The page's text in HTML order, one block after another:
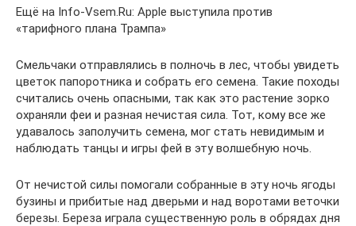
Ещё на Info-Vsem.Ru: Apple выступила против
«тарифного плана Трампа»
Смельчаки отправлялись в полночь в лес, чтобы увидеть
цветок папоротника и собрать его семена. Такие походы
считались очень опасными, так как это растение зорко
охраняли феи и разная нечистая сила. Тот, кому все же
удавалось заполучить семена, мог стать невидимым и
наблюдать танцы и игры фей в эту волшебную ночь.
От нечистой силы помогали собранные в эту ночь ягоды
бузины и прибитые над дверьми и над воротами веточки
березы. Береза играла существенную роль в обрядах дня